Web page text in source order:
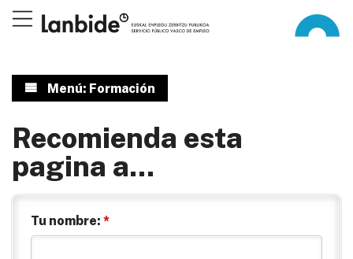
Menú: Formación
Recomienda esta
pagina a...
Tu nombre: *